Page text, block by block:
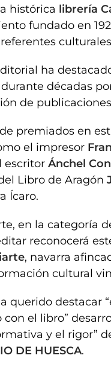
histórica librería
fundado en
ha
décadas
de
premiados en
el impresor
escritor Ánchel
Libro de Aragón
Ícaro.
en la categoría
reconocerá
, navarra
cultural
querido destacar
con el libro”
y el rigor”
DE HUESCA.